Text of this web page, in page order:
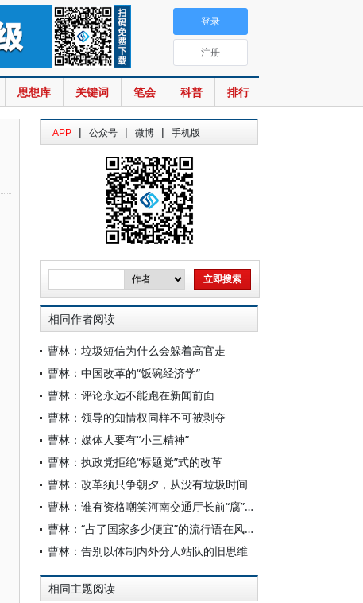
思想库 关键词 笔会 科普 排行
登录
注册
APP | 公众号 | 微博 | 手机版
相同作者阅读
曹林：垃圾短信为什么会躲着高官走
曹林：中国改革的“饭碗经济学”
曹林：评论永远不能跑在新闻前面
曹林：领导的知情权同样不可被剥夺
曹林：媒体人要有“小三精神”
曹林：执政党拒绝“标题党”式的改革
曹林：改革须只争朝夕，从没有垃圾时间
曹林：谁有资格嘲笑河南交通厅长前“腐”后继
曹林：“占了国家多少便宜”的流行语在风中飘荡
曹林：告别以体制内外分人站队的旧思维
相同主题阅读